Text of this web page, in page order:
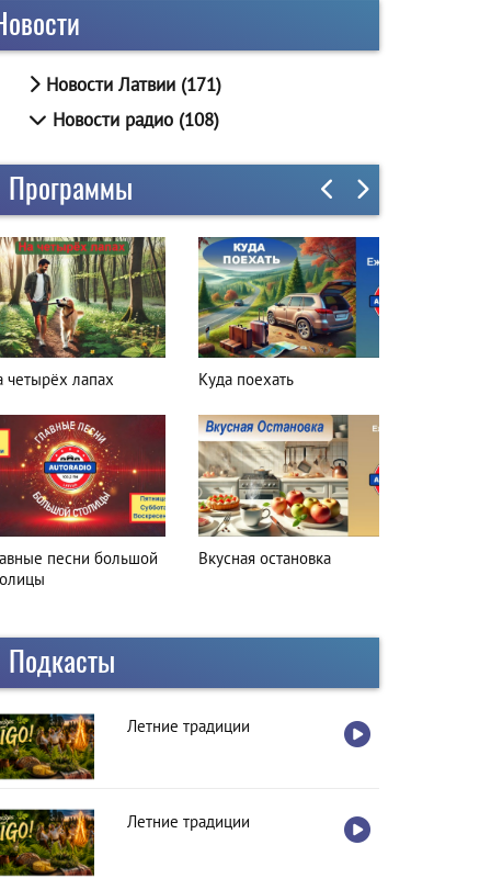
Новости Латвии (171)
Новости радио (108)
Программы
четырёх лапах
песни большой
Куда поехать
Вкусная остановка
Подкасты
Летние традиции
Летние традиции